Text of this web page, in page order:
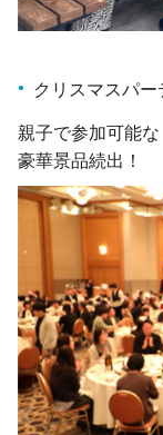
クリスマスパー
親子で参加可能
豪華景品続出！